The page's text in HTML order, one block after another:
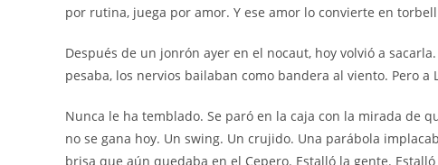
por rutina, juega por amor. Y ese amor lo convierte en
Después de un jonrón ayer en el nocaut, hoy volvió a
pesaba, los nervios bailaban como bandera al viento. Pero a
Nunca le ha temblado. Se paró en la caja con la mirada de
no se gana hoy. Un swing. Un crujido. Una parábola
brisa que aún quedaba en el Cepero. Estalló la gente.